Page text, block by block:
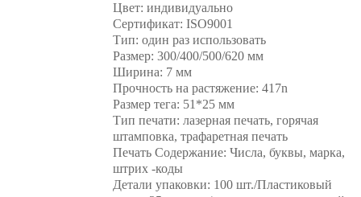
Цвет: индивидуально
Сертификат: ISO9001
Тип: один раз использовать
Размер: 300/400/500/620 мм
Ширина: 7 мм
Прочность на растяжение: 417n
Размер тега: 51*25 мм
Тип печати: лазерная печать, горячая
штамповка, трафаретная печать
Печать Содержание: Числа, буквы, марка,
штрих -коды
Детали упаковки: 100 шт./Пластиковый